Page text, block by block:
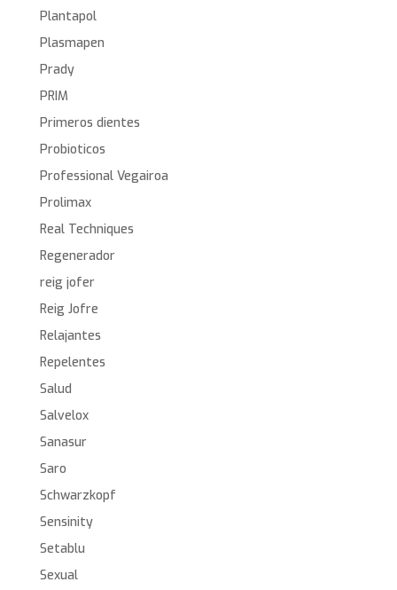
Plantapol
Plasmapen
Prady
PRIM
Primeros dientes
Probioticos
Professional Vegairoa
Prolimax
Real Techniques
Regenerador
reig jofer
Reig Jofre
Relajantes
Repelentes
Salud
Salvelox
Sanasur
Saro
Schwarzkopf
Sensinity
Setablu
Sexual